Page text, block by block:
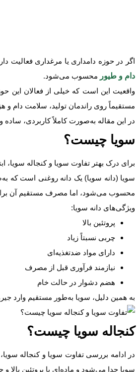
اگر در حوزه دامداری یا مرغداری فعالیت
دام و طیور محسوب می‌شود.
واقعیت این است که خیلی از فعالان این
مستقیماً روی راندمان تولید، سلامت دام و
در این مقاله به‌صورت کاملاً کاربردی، ساده
سویا چیست؟
برای درک بهتر تفاوت سویا و کنجاله سویا،
سویا (دانه سویا) یک دانه روغنی است که
محسوب می‌شود، اما مصرف مستقیم آن
ویژگی‌های دانه سویا:
پروتئین بالا
چربی نسبتاً زیاد
دارای مواد ضدتغذیه‌ای
نیازمند فرآوری قبل از مصرف
هضم دشوار در حالت خام
به همین دلیل، سویا به‌طور مستقیم وارد
کنجاله سویا چیست؟
در ادامه بررسی تفاوت سویا و کنجاله
سویا جدا می‌شود و ماده‌ای با پروتئین